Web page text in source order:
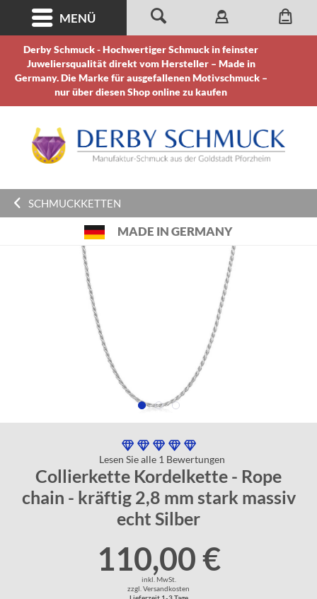
Derby Schmuck - Hochwertiger Schmuck in feinster
Juweliersqualität direkt vom Hersteller – Made in
Germany. Die Marke für ausgefallenen Motivschmuck –
nur über diesen Shop online zu kaufen
MENÜ
SCHMUCKKETTEN
MADE IN GERMANY
Lesen Sie alle 1 Bewertungen
Collierkette Kordelkette - Rope
chain - kräftig 2,8 mm stark massiv
echt Silber
110,00 €
inkl. MwSt.
zzgl. Versandkosten